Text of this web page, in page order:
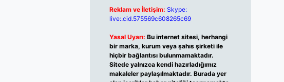
Reklam ve İletişim: Skype:
live:.cid.575569c608265c69
Yasal Uyarı: Bu internet sitesi, herhangi
bir marka, kurum veya şahıs şirketi ile
hiçbir bağlantısı bulunmamaktadır.
Sitede yalnızca kendi hazırladığımız
makaleler paylaşılmaktadır. Burada yer